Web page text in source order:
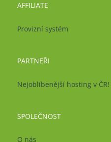
AFFILIATE
Provizní systém
PARTNEŘI
Nejoblíbenější hosting v ČR!
SPOLEČNOST
O nás